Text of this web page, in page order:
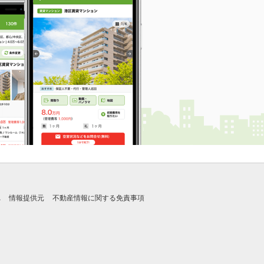
情報提供元 不動産情報に関する免責事項